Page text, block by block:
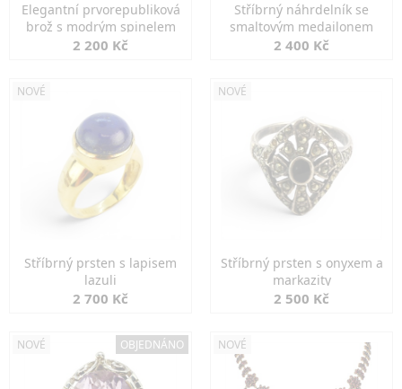
Elegantní prvorepubliková
brož s modrým spinelem
2 200 Kč
Stříbrný náhrdelník se
smaltovým medailonem
2 400 Kč
NOVÉ
Stříbrný prsten s lapisem
lazuli
2 700 Kč
NOVÉ
Stříbrný prsten s onyxem a
markazity
2 500 Kč
NOVÉ OBJEDNÁNO NOVÉ